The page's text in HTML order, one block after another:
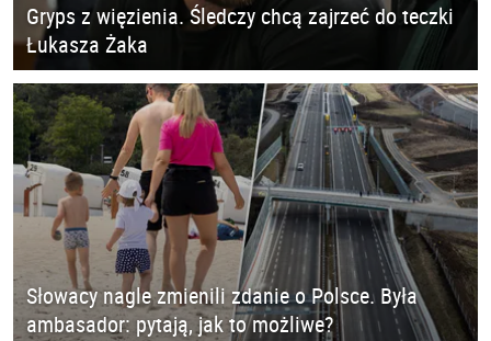
Gryps z więzienia. Śledczy chcą zajrzeć do teczki
Łukasza Żaka
Słowacy nagle zmienili zdanie o Polsce. Była
ambasador: pytają, jak to możliwe?